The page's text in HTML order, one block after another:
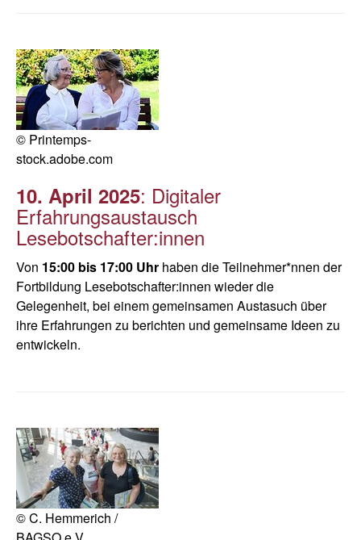
© Printemps-
stock.adobe.com
10. April 2025: Digitaler
Erfahrungsaustausch
Lesebotschafter:innen
Von 15:00 bis 17:00 Uhr haben die Teilnehmer*nnen der
Fortbildung Lesebotschafter:innen wieder die
Gelegenheit, bei einem gemeinsamen Austasuch über
ihre Erfahrungen zu berichten und gemeinsame Ideen zu
entwickeln.
© C. Hemmerich /